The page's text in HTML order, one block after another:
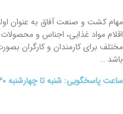
کشت و صنعت آفاق به عنوان
مواد غذایی، اجناس و محصولات
برای کارمندان و کارگران بصورت
…
پاسخگویی: شنبه تا چهارشنبه 8:30 الی 17:00